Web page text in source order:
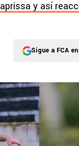
y así
Sigue a FCA